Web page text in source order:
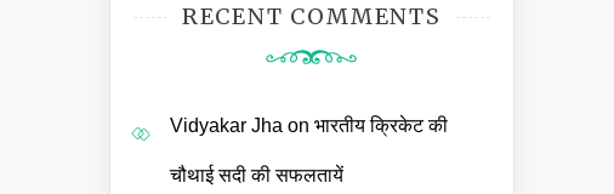
RECENT COMMENTS
Vidyakar Jha on भारतीय क्रिकेट की
चौथाई सदी की सफलतायें